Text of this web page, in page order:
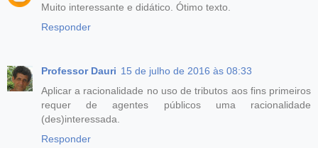
Muito interessante e didático. Ótimo texto.
Responder
Professor Dauri 15 de julho de 2016 às 08:33
Aplicar a racionalidade no uso de tributos aos fins primeiros
requer de agentes públicos uma racionalidade
(des)interessada.
Responder